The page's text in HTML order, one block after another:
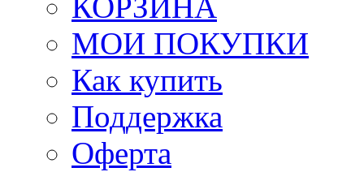
КОРЗИНА
МОИ ПОКУПКИ
Как купить
Поддержка
Оферта